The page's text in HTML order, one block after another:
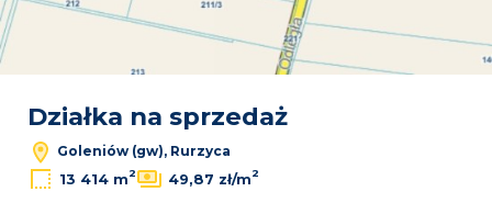
Działka na sprzedaż
Goleniów (gw), Rurzyca
13 414 m2 49,87 zł/m2